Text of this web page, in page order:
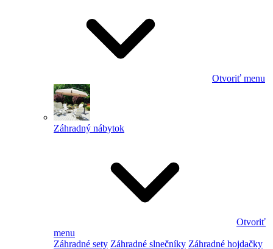
Otvoriť menu
Záhradný nábytok
Otvoriť
menu
Záhradné sety Záhradné slnečníky Záhradné hojdačky